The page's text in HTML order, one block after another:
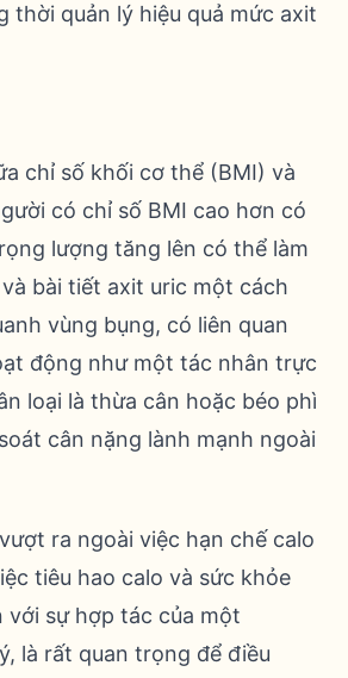
quản lý hiệu quả mức axit
chỉ số khối cơ thể (BMI) và
có chỉ số BMI cao hơn có
lượng tăng lên có thể làm
bài tiết axit uric một cách
vùng bụng, có liên quan
động như một tác nhân trực
loại là thừa cân hoặc béo phì
cân nặng lành mạnh ngoài
ra ngoài việc hạn chế calo
tiêu hao calo và sức khỏe
sự hợp tác của một
là rất quan trọng để điều